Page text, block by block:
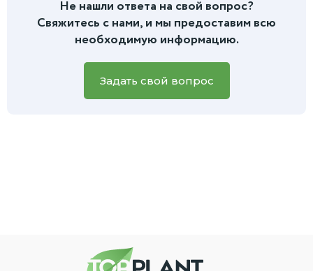
дальнейшей пересадке вы найдете в инструкции, которую
мы приложим к заказу.
или есть вопросы по уходу, вы всегда можете написать
в чат на сайте или в мессенджеры.
быстрой и точной помощи, пожалуйста, приложите фото
вашего зеленого питомца, и наш специалист обязательно
Не нашли ответа на свой вопрос?
Свяжитесь с нами, и мы предоставим всю
необходимую информацию.
Задать свой вопрос